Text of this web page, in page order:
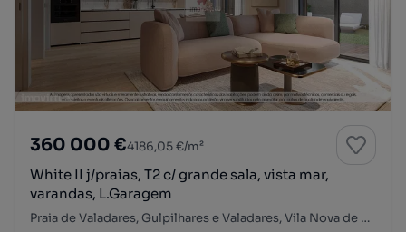
360 000 €4186,05 €/m²
White II j/praias, T2 c/ grande sala, vista mar,
varandas, L.Garagem
Praia de Valadares, Gulpilhares e Valadares, Vila Nova de Gaia, Porto